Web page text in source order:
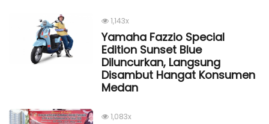
1,143x
Yamaha Fazzio Special
Edition Sunset Blue
Diluncurkan, Langsung
Disambut Hangat Konsumen
Medan
1,083x